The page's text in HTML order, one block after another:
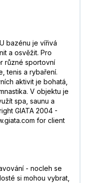
bazénu je vířivá
a osvěžit. Pro
různé sportovní
tenis a rybaření.
aktivit je bohatá,
V objektu je
spa, saunu a
GIATA 2004 -
for client
- nocleh se
si mohou vybrat,